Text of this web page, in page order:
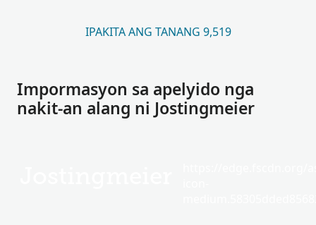
IPAKITA ANG TANANG 9,519
Impormasyon sa apelyido nga
nakit-an alang ni Jostingmeier